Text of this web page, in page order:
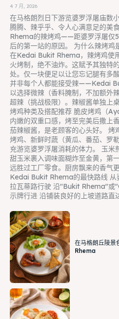
4 7 月, 2026
在马格朗烈日下游览婆罗浮屠庙数
腾腾、辣乎乎、令人心满意足的美
Rhema的辣烤鸡——距婆罗浮屠仅
后的第一站的原因。 为什么辣烤鸡
在Kedai Bukit Rhema，辣烤鸡使
火烤制，绝不油炸。这赋予其独特
处。仅一块便足以让您忘记腿有多
并非每个人都能接受辣——Kedai
以选择微辣（香料腌制，不加额外
超辣（挑战极限）。辣椒酱单独上
烤鸡种类及搭配推荐 脆皮烤鸡（
内嫩的双重口感，烤至完美后撒上
茄辣椒酱，是老顾客的心头好。 烤
烤鸡、新鲜时蔬（黄瓜、番茄、罗
充游览婆罗浮屠消耗的体力。 玉
甜玉米裹入调味面糊炸至金黄，第
远胜过工厂零食。厨房飘来的香气
Kedai Bukit Rhema的最快路线 从
拉瓦蒂路行驶 沿"Bukit Rhema"
示牌行进 沿铺装良好的上坡道路
在马格朗丘陵
Rhema